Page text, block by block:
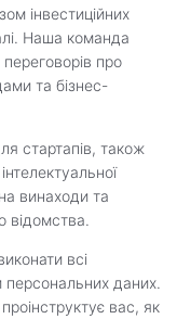
інвестиційних
Наша команда
переговорів про
та бізнес-
стартапів, також
винаходи та
відомства.
всі
даних.
вас, як